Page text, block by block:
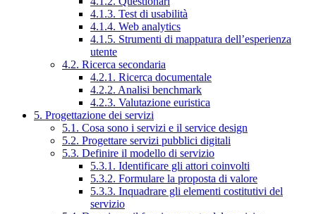
4.1.3. Test di usabilità
4.1.4. Web analytics
4.1.5. Strumenti di mappatura dell’esperienza
utente
4.2. Ricerca secondaria
4.2.1. Ricerca documentale
4.2.2. Analisi benchmark
4.2.3. Valutazione euristica
5. Progettazione dei servizi
5.1. Cosa sono i servizi e il service design
5.2. Progettare servizi pubblici digitali
5.3. Definire il modello di servizio
5.3.1. Identificare gli attori coinvolti
5.3.2. Formulare la proposta di valore
5.3.3. Inquadrare gli elementi costitutivi del
servizio